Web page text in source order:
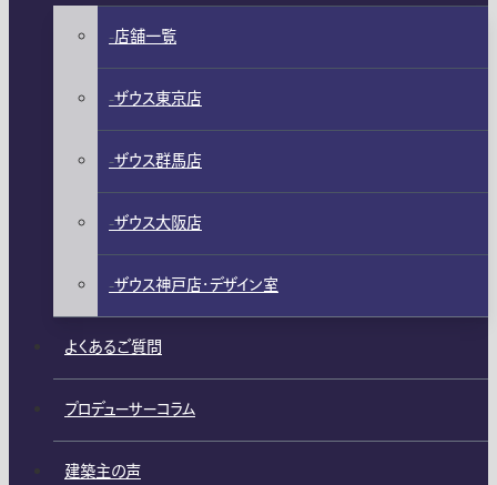
店舗一覧
ザウス東京店
ザウス群馬店
ザウス大阪店
ザウス神戸店・デザイン室
よくあるご質問
プロデューサーコラム
建築主の声